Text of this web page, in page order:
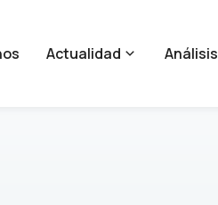
Actualidad Análisis